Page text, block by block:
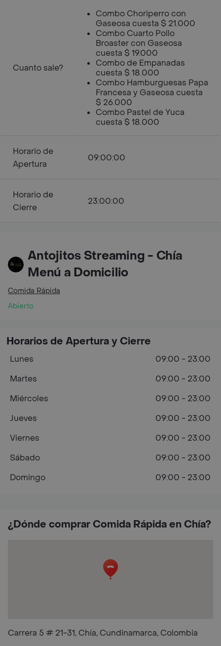
Cuanto sale?
Combo Choriperro con
Gaseosa cuesta $ 21.000
Combo Cuarto Pollo
Broaster con Gaseosa
cuesta $ 19.000
Combo de Empanadas
cuesta $ 18.000
Combo Hamburguesas Papa
Francesa y Gaseosa cuesta
$ 26.000
Combo Pastel de Yuca
cuesta $ 18.000
Horario de
Apertura
09:00:00
Horario de
Cierre
23:00:00
Antojitos Streaming - Chía
Menú a Domicilio
Comida Rápida
Abierto
¿Dónde comprar Comida Rápida en Chía?
Carrera 5 # 21-31, Chía, Cundinamarca, Colombia
Horarios de Apertura y Cierre
Lunes
09:00 - 23:00
Martes
09:00 - 23:00
Miércoles
09:00 - 23:00
Jueves
09:00 - 23:00
Viernes
09:00 - 23:00
Sábado
09:00 - 23:00
Domingo
09:00 - 23:00